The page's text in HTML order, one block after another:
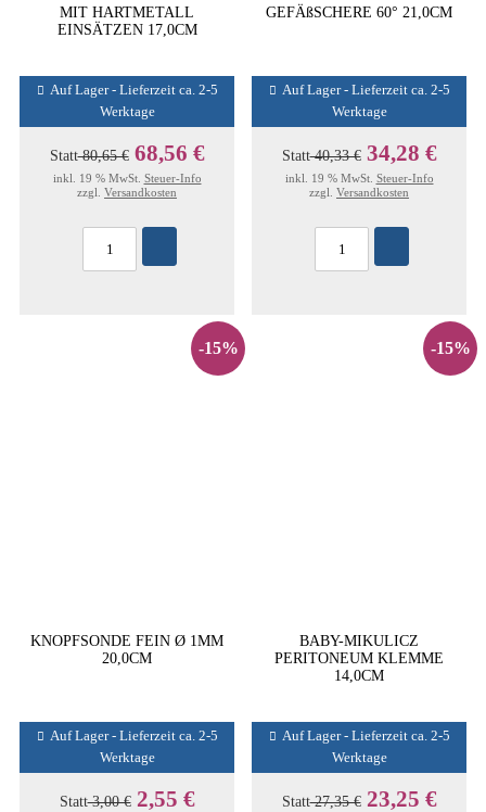
MIT HARTMETALL
EINSÄTZEN 17,0CM
Auf Lager - Lieferzeit ca. 2-5
Werktage
Statt80,65 € 68,56 €
inkl. 19 % MwSt. Steuer-Info
zzgl. Versandkosten
GEFÄßSCHERE 60° 21,0CM
Auf Lager - Lieferzeit ca. 2-5
Werktage
Statt40,33 € 34,28 €
inkl. 19 % MwSt. Steuer-Info
zzgl. Versandkosten
-15%
KNOPFSONDE FEIN Ø 1MM
20,0CM
Auf Lager - Lieferzeit ca. 2-5
Werktage
Statt3,00 € 2,55 €
-15%
BABY-MIKULICZ
PERITONEUM KLEMME
14,0CM
Auf Lager - Lieferzeit ca. 2-5
Werktage
Statt27,35 € 23,25 €